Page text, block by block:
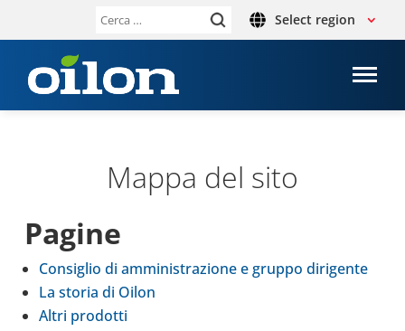
Ricerca Select region
Mappa del sito
Pagine
Con­si­glio di ammi­ni­stra­zione e gruppo diri­gente
La storia di Oilon
Altri pro­dotti